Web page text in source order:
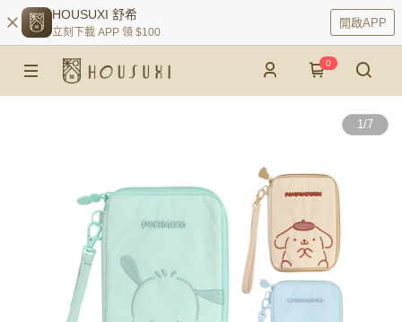
HOUSUXI 舒希
立刻下載 APP 領 $100
開啟APP
0
1/7